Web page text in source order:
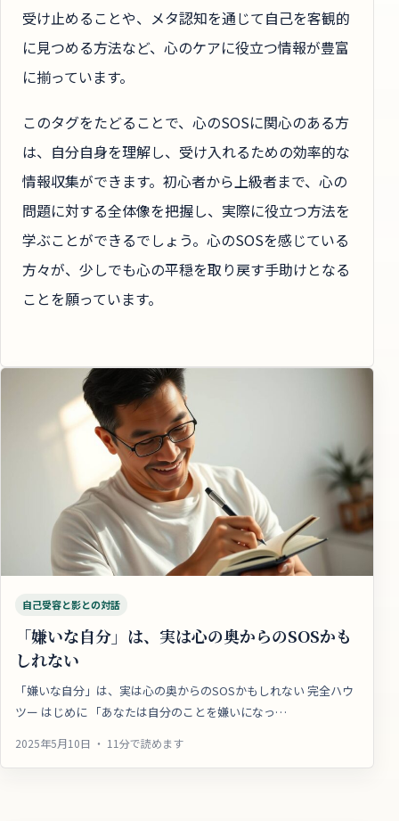
受け止めることや、メタ認知を通じて自己を客観的
に見つめる方法など、心のケアに役立つ情報が豊富
に揃っています。
このタグをたどることで、心のSOSに関心のある方
は、自分自身を理解し、受け入れるための効率的な
情報収集ができます。初心者から上級者まで、心の
問題に対する全体像を把握し、実際に役立つ方法を
学ぶことができるでしょう。心のSOSを感じている
方々が、少しでも心の平穏を取り戻す手助けとなる
ことを願っています。
自己受容と影との対話
「嫌いな自分」は、実は心の奥からのSOSかも
しれない
「嫌いな自分」は、実は心の奥からのSOSかもしれない 完全ハウ
ツー はじめに 「あなたは自分のことを嫌いになっ…
2025年5月10日 ・ 11分で読めます